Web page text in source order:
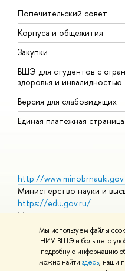
Мы используем файлы
НИУ ВШЭ и большего
подробную информацию
можно найти здесь, наши
Попечительский совет
Корпуса и общежития
Закупки
ВШЭ для студентов с
здоровья и инвалидностью
Версия для слабовидящих
Единая платежная страница
http://
Министерство науки и
https://edu.gov.ru/
Министерство
https://elearning.hse.ru/
Массовые открытые